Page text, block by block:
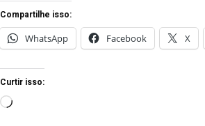
Compartilhe isso:
WhatsApp
Facebook X
Curtir isso: